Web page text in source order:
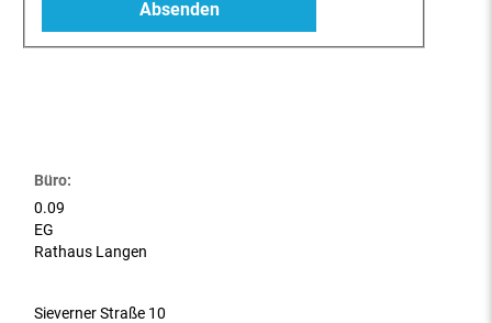
Büro:
0.09
EG
Rathaus Langen
Sieverner Straße 10